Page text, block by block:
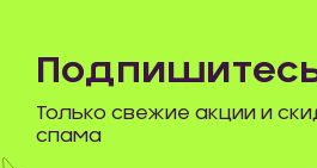
Только свежие акции и
спама